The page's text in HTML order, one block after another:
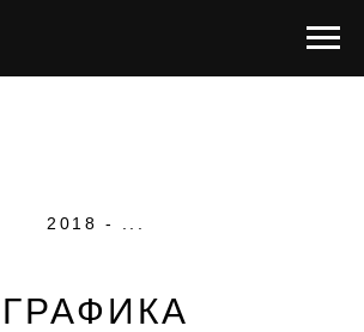
2018 - ...
ГРАФИКА